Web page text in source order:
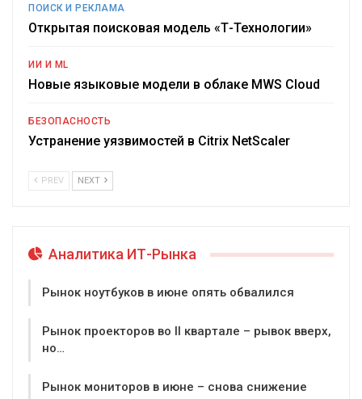
ПОИСК И РЕКЛАМА
Открытая поисковая модель «Т-Технологии»
ИИ И ML
Новые языковые модели в облаке MWS Cloud
БЕЗОПАСНОСТЬ
Устранение уязвимостей в Citrix NetScaler
PREV NEXT
Аналитика ИТ-Рынка
Рынок ноутбуков в июне опять обвалился
Рынок проекторов во II квартале – рывок вверх,
но…
Рынок мониторов в июне – снова снижение